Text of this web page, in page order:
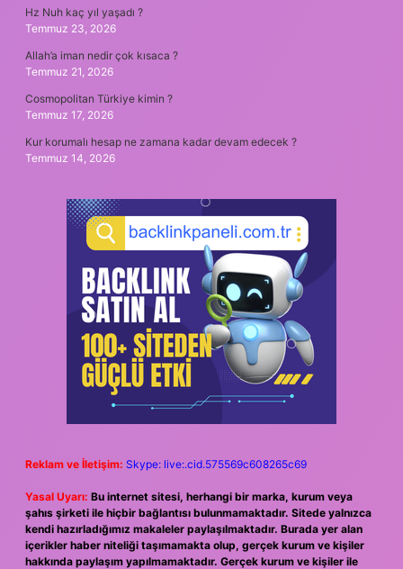
Hz Nuh kaç yıl yaşadı ?
Temmuz 23, 2026
Allah’a iman nedir çok kısaca ?
Temmuz 21, 2026
Cosmopolitan Türkiye kimin ?
Temmuz 17, 2026
Kur korumalı hesap ne zamana kadar devam edecek ?
Temmuz 14, 2026
Reklam ve İletişim: Skype: live:.cid.575569c608265c69
Yasal Uyarı: Bu internet sitesi, herhangi bir marka, kurum veya
şahıs şirketi ile hiçbir bağlantısı bulunmamaktadır. Sitede yalnızca
kendi hazırladığımız makaleler paylaşılmaktadır. Burada yer alan
içerikler haber niteliği taşımamakta olup, gerçek kurum ve kişiler
hakkında paylaşım yapılmamaktadır. Gerçek kurum ve kişiler ile